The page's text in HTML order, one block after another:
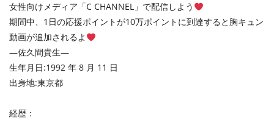
女性向けメディア「C CHANNEL」で配信しよう
期間中、1日の応援ポイントが10万ポイントに到達すると胸キュン
動画が追加されるよ
—佐久間貴生—
生年月日:1992 年 8 月 11 日
出身地:東京都
経歴：